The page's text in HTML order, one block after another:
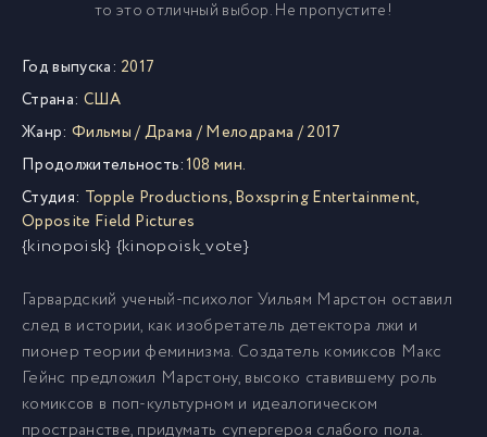
то это отличный выбор. Не пропустите!
Год выпуска: 2017
Страна: США
Жанр: Фильмы/Драма /Мелодрама /2017
Продолжительность:108 мин.
Студия: Topple Productions,Boxspring Entertainment,
Opposite Field Pictures
{kinopoisk} {kinopoisk_vote}
Гарвардский ученый-психолог Уильям Марстон оставил
след в истории, как изобретатель детектора лжи и
пионер теории феминизма. Создатель комиксов Макс
Гейнс предложил Марстону, высоко ставившему роль
комиксов в поп-культурном и идеалогическом
пространстве, придумать супергероя слабого пола.